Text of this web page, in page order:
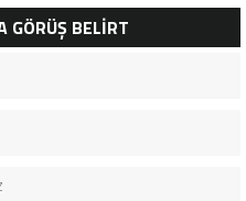
GÖRÜŞ BELİRT